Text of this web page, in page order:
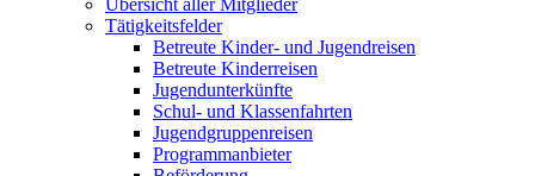
Übersicht aller Mitglieder
Tätigkeitsfelder
Betreute Kinder- und Jugendreisen
Betreute Kinderreisen
Jugendunterkünfte
Schul- und Klassenfahrten
Jugendgruppenreisen
Programmanbieter